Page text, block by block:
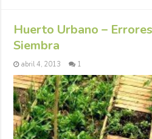
Huerto Urbano –
Siembra
abril 4, 2013 1